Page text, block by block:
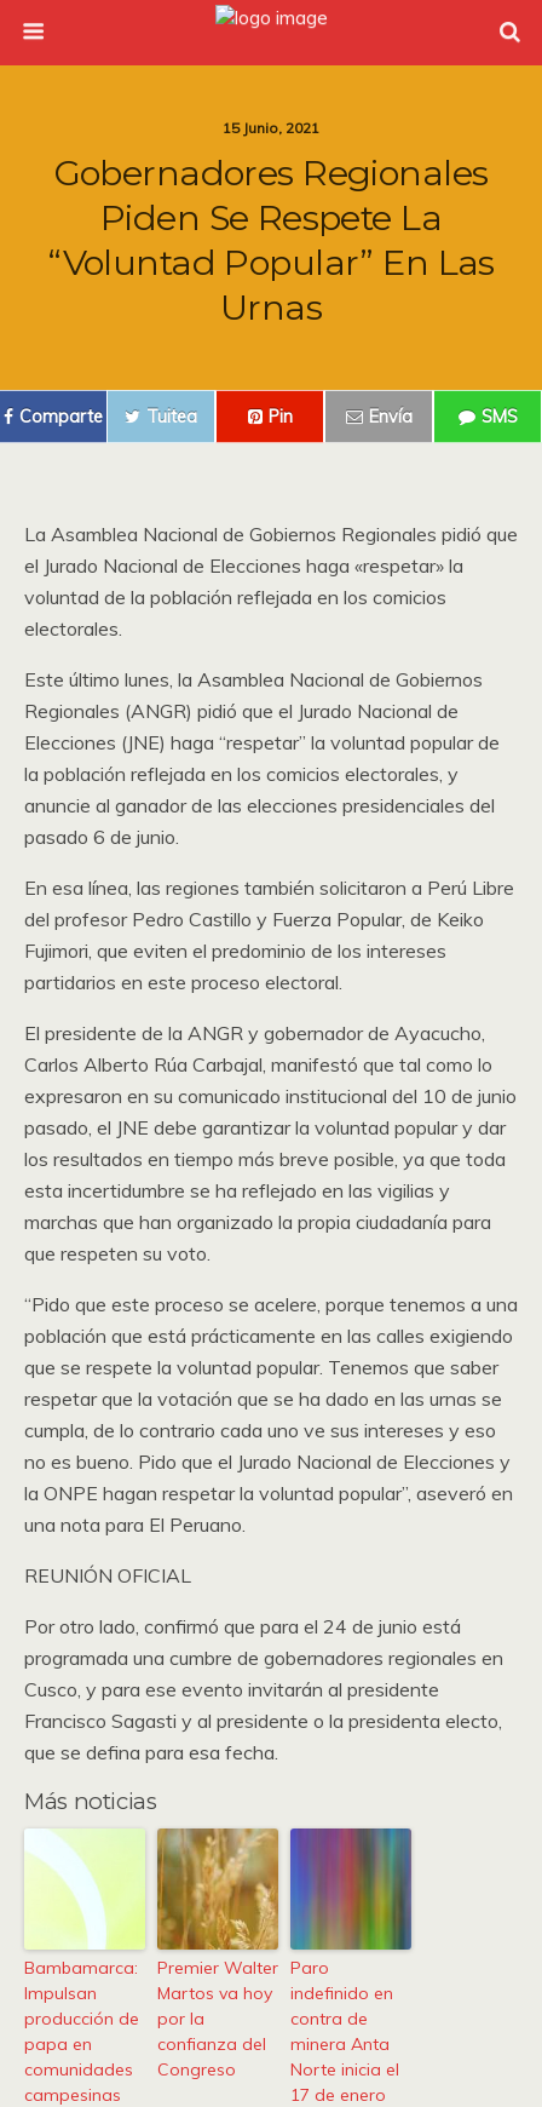
15 Junio, 2021
Gobernadores Regionales
Piden Se Respete La
“voluntad Popular” En Las
Urnas
Comparte Tuitea Pin Envía SMS
La Asamblea Nacional de Gobiernos Regionales pidió que
el Jurado Nacional de Elecciones haga «respetar» la
voluntad de la población reflejada en los comicios
electorales.
Este último lunes, la Asamblea Nacional de Gobiernos
Regionales (ANGR) pidió que el Jurado Nacional de
Elecciones (JNE) haga “respetar” la voluntad popular de
la población reflejada en los comicios electorales, y
anuncie al ganador de las elecciones presidenciales del
pasado 6 de junio.
En esa línea, las regiones también solicitaron a Perú Libre
del profesor Pedro Castillo y Fuerza Popular, de Keiko
Fujimori, que eviten el predominio de los intereses
partidarios en este proceso electoral.
El presidente de la ANGR y gobernador de Ayacucho,
Carlos Alberto Rúa Carbajal, manifestó que tal como lo
expresaron en su comunicado institucional del 10 de junio
pasado, el JNE debe garantizar la voluntad popular y dar
los resultados en tiempo más breve posible, ya que toda
esta incertidumbre se ha reflejado en las vigilias y
marchas que han organizado la propia ciudadanía para
que respeten su voto.
“Pido que este proceso se acelere, porque tenemos a una
población que está prácticamente en las calles exigiendo
que se respete la voluntad popular. Tenemos que saber
respetar que la votación que se ha dado en las urnas se
cumpla, de lo contrario cada uno ve sus intereses y eso
no es bueno. Pido que el Jurado Nacional de Elecciones y
la ONPE hagan respetar la voluntad popular”, aseveró en
una nota para El Peruano.
REUNIÓN OFICIAL
Por otro lado, confirmó que para el 24 de junio está
programada una cumbre de gobernadores regionales en
Cusco, y para ese evento invitarán al presidente
Francisco Sagasti y al presidente o la presidenta electo,
que se defina para esa fecha.
Más noticias
Bambamarca:
Impulsan
producción de
papa en
comunidades
campesinas
Premier Walter
Martos va hoy
por la
confianza del
Congreso
Paro
indefinido en
contra de
minera Anta
Norte inicia el
17 de enero